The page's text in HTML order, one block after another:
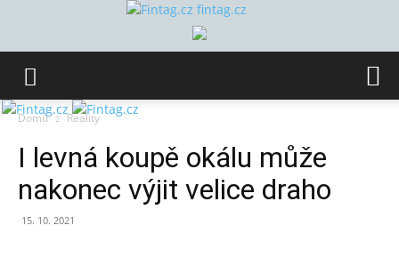
fintag.cz
Domů Reality
I levná koupě okálu může
nakonec výjit velice draho
15. 10. 2021